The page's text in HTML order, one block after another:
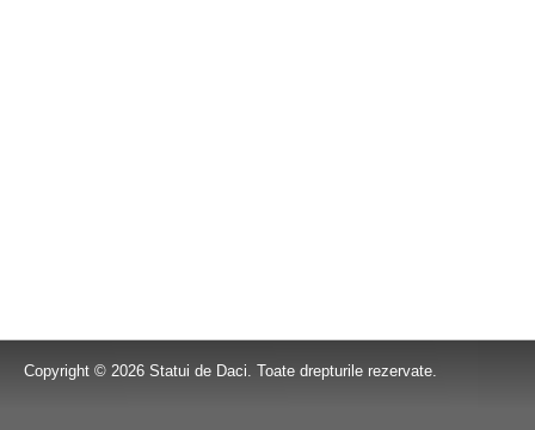
Copyright © 2026 Statui de Daci. Toate drepturile rezervate.